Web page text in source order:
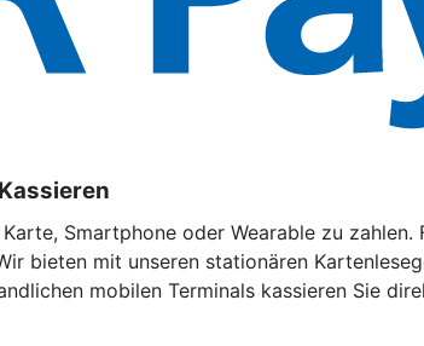
Smartphone oder Wearable zu
bieten mit unseren stationären
mobilen Terminals kassieren Sie